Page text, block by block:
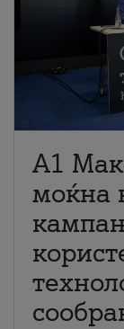
A1
моќна